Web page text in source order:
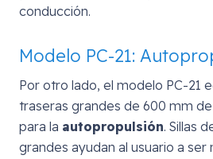
conducción.
Modelo PC-21:
Por otro lado, el modelo PC-21
traseras grandes de 600 mm
para la autopropulsión. Sillas
grandes ayudan al usuario a ser